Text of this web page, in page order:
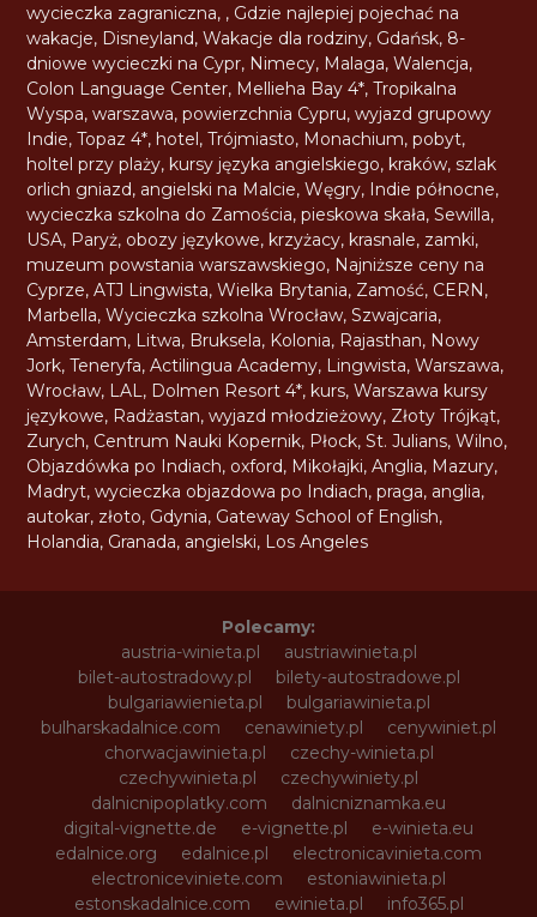
wycieczka zagraniczna, , Gdzie najlepiej pojechać na
wakacje, Disneyland,Wakacje dla rodziny, Gdańsk, 8-
dniowe wycieczki na Cypr, Nimecy, Malaga,Walencja,
Colon Language Center, Mellieha Bay 4*,Tropikalna
Wyspa,warszawa,powierzchnia Cypru,wyjazd grupowy
Indie,Topaz 4*, hotel,Trójmiasto, Monachium,pobyt,
holtel przy plaży, kursy języka angielskiego, kraków,szlak
orlich gniazd, angielski na Malcie,Węgry, Indie północne,
wycieczka szkolna do Zamościa,pieskowa skała,Sewilla,
USA, Paryż, obozy językowe, krzyżacy, krasnale, zamki,
muzeum powstania warszawskiego, Najniższe ceny na
Cyprze,ATJ Lingwista,Wielka Brytania, Zamość, CERN,
Marbella,Wycieczka szkolna Wrocław,Szwajcaria,
Amsterdam, Litwa, Bruksela, Kolonia, Rajasthan, Nowy
Jork,Teneryfa,Actilingua Academy, Lingwista,Warszawa,
Wrocław, LAL , Dolmen Resort 4*, kurs,Warszawa kursy
językowe, Radżastan,wyjazd młodzieżowy, Złoty Trójkąt,
Zurych, Centrum Nauki Kopernik, Płock,St. Julians,Wilno,
Objazdówka po Indiach, oxford, Mikołajki,Anglia, Mazury,
Madryt,wycieczka objazdowa po Indiach,praga, anglia,
autokar, złoto, Gdynia, Gateway School of English,
Holandia, Granada, angielski, Los Angeles
Polecamy:
austria-winieta.pl
austriawinieta.pl
bilet-autostradowy.pl
bilety-autostradowe.pl
bulgariawienieta.pl
bulgariawinieta.pl
bulharskadalnice.com
cenawiniety.pl
cenywiniet.pl
chorwacjawinieta.pl
czechy-winieta.pl
czechywinieta.pl
czechywiniety.pl
dalnicnipoplatky.com
dalnicniznamka.eu
digital-vignette.de
e-vignette.pl
e-winieta.eu
edalnice.org
edalnice.pl
electronicavinieta.com
electroniceviniete.com
estoniawinieta.pl
estonskadalnice.com
ewinieta.pl
info365.pl